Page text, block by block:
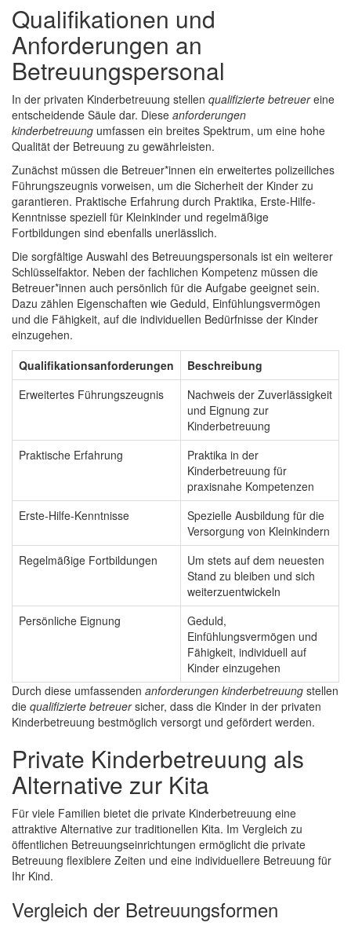
Qualifikationen und
Anforderungen an
Betreuungspersonal
In der privaten Kinderbetreuung stellen qualifizierte betreuereine
entscheidende Säule dar. Diese anforderungen
kinderbetreuung umfassen ein breites Spektrum, um eine hohe
Qualität der Betreuung zu gewährleisten.
Zunächst müssen die Betreuer*innen ein erweitertes polizeiliches
Führungszeugnis vorweisen, um die Sicherheit der Kinder zu
garantieren. Praktische Erfahrung durch Praktika, Erste-Hilfe-
Kenntnisse speziell für Kleinkinder und regelmäßige
Fortbildungen sind ebenfalls unerlässlich.
Die sorgfältige Auswahl des Betreuungspersonals ist ein weiterer
Schlüsselfaktor. Neben der fachlichen Kompetenz müssen die
Betreuer*innen auch persönlich für die Aufgabe geeignet sein.
Dazu zählen Eigenschaften wie Geduld, Einfühlungsvermögen
und die Fähigkeit, auf die individuellen Bedürfnisse der Kinder
einzugehen.
Qualifikationsanforderungen
Beschreibung
Erweitertes Führungszeugnis
Nachweis der Zuverlässigkeit
und Eignung zur
Kinderbetreuung
Praktische Erfahrung
Praktika in der
Kinderbetreuung für
praxisnahe Kompetenzen
Erste-Hilfe-Kenntnisse
Spezielle Ausbildung für die
Versorgung von Kleinkindern
Regelmäßige Fortbildungen
Um stets auf dem neuesten
Stand zu bleiben und sich
weiterzuentwickeln
Persönliche Eignung
Geduld,
Einfühlungsvermögen und
Fähigkeit, individuell auf
Kinder einzugehen
Durch diese umfassenden anforderungen kinderbetreuung stellen
die qualifizierte betreuersicher, dass die Kinder in der privaten
Kinderbetreuung bestmöglich versorgt und gefördert werden.
Private Kinderbetreuung als
Alternative zur Kita
Für viele Familien bietet die private Kinderbetreuung eine
attraktive Alternative zur traditionellen Kita. Im Vergleich zu
öffentlichen Betreuungseinrichtungen ermöglicht die private
Betreuung flexiblere Zeiten und eine individuellere Betreuung für
Ihr Kind.
Vergleich der Betreuungsformen